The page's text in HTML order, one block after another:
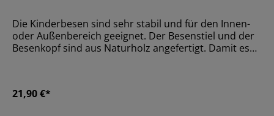
Die Kinderbesen sind sehr stabil und für den Innen-
oder Außenbereich geeignet. Der Besenstiel und der
Besenkopf sind aus Naturholz angefertigt. Damit es
21,90 €*